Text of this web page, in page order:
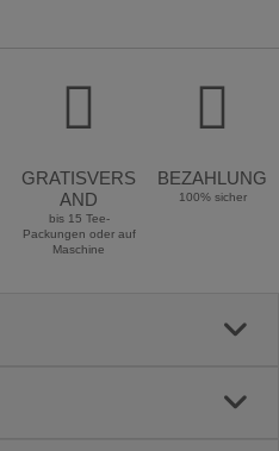
GRATISVERS
AND
bis 15 Tee-
Packungen oder auf
Maschine
BEZAHLUNG
100% sicher